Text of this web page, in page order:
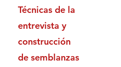
Técnicas de la
entrevista y
construcción
de semblanzas